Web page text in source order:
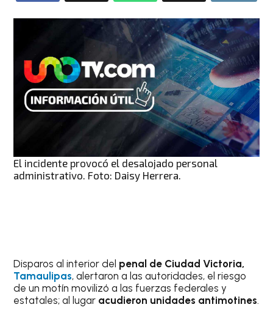
El incidente provocó el desalojado personal
administrativo. Foto: Daisy Herrera.
Disparos al interior del penal de Ciudad Victoria,
Tamaulipas, alertaron a las autoridades, el riesgo
de un motín movilizó a las fuerzas federales y
estatales; al lugar acudieron unidades antimotines.